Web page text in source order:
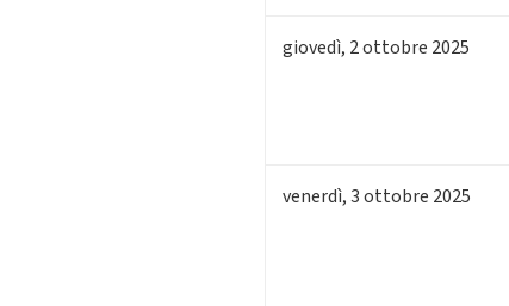
giovedì, 2ottobre 2025
venerdì,3ottobre 2025